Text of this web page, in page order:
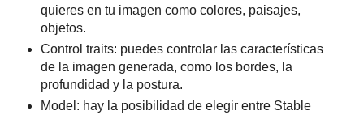
quieres en tu imagen como colores, paisajes,
objetos.
Control traits: puedes controlar las características
de la imagen generada, como los bordes, la
profundidad y la postura.
Model: hay la posibilidad de elegir entre Stable